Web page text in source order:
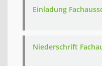
Einladung
Niederschrift